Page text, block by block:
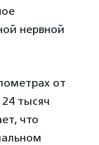
нервной
от
тысяч
что